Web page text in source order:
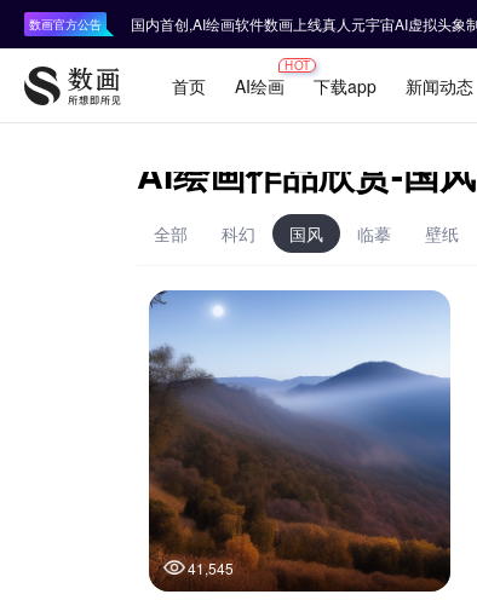
AI绘画作品欣赏-国风
全部 科幻 国风 临摹 壁纸
41,545